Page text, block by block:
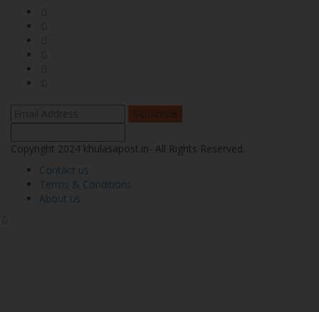
Subscribe
Copyright 2024 khulasapost.in- All Rights Reserved.
Contact us
Terms & Conditions
About us